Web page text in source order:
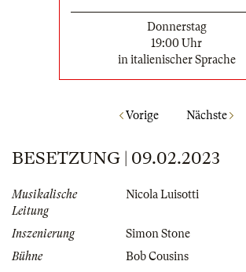
Donnerstag
19:00 Uhr
in italienischer Sprache
Vorige Nächste
BESETZUNG | 09.02.2023
Musikalische
Leitung
Nicola Luisotti
Inszenierung
Simon Stone
Bühne
Bob Cousins